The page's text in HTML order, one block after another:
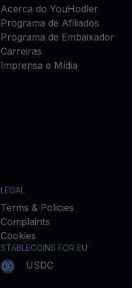
Acerca do YouHodler
Programa de Afiliados
Programa de Embaixador
Carreiras
Imprensa e Mídia
LEGAL
Terms & Policies
Complaints
Cookies
STABLECOINS FOR EU
USDC